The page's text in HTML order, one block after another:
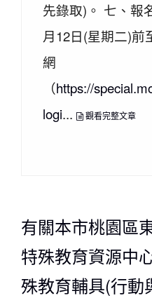
先錄取)。 七、報
月12日(星期二)前
網
（https://
logi... 觀看完整文章
有關本市桃園區
特殊教育資源中
殊教育輔具(行動